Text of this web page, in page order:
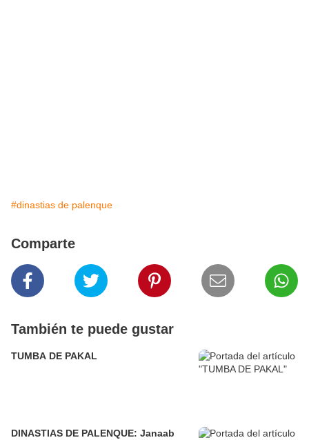
#dinastias de palenque
Comparte
También te puede gustar
TUMBA DE PAKAL
DINASTIAS DE PALENQUE: Janaab